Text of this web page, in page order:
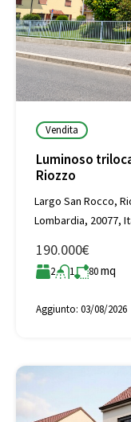
Vendita
Luminoso
Riozzo
Largo San Rocco,
Lombardia, 20077,
190.000€
2 1 80mq
Aggiunto: 03/08/2026